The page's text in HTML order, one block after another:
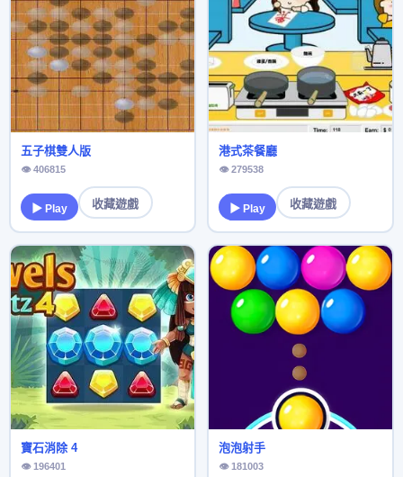
五子棋雙人版
👁 406815
▶ Play 收藏遊戲
港式茶餐廳
👁 279538
▶ Play 收藏遊戲
寶石消除 4
👁 196401
泡泡射手
👁 181003